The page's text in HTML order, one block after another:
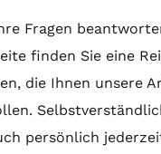
Fragen
finden Sie eine
die Ihnen unsere
persönlich